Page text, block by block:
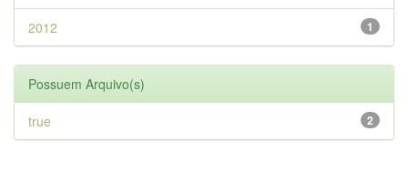
1
2012
Possuem Arquivo(s)
2
true